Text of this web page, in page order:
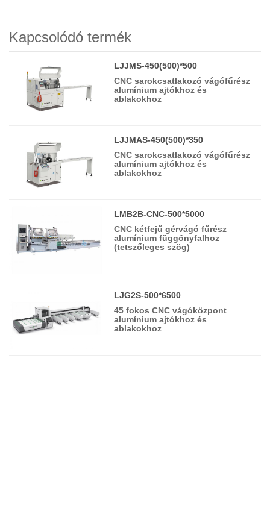
Kapcsolódó termék
LJJMS-450(500)*500
CNC sarokcsatlakozó vágófűrész
alumínium ajtókhoz és
ablakokhoz
LJJMAS-450(500)*350
CNC sarokcsatlakozó vágófűrész
alumínium ajtókhoz és
ablakokhoz
LMB2B-CNC-500*5000
CNC kétfejű gérvágó fűrész
alumínium függönyfalhoz
(tetszőleges szög)
LJG2S-500*6500
45 fokos CNC vágóközpont
alumínium ajtókhoz és
ablakokhoz